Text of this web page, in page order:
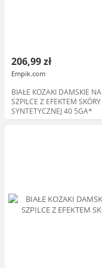
206,99 zł
Empik.com
BIAŁE KOZAKI DAMSKIE NA
SZPILCE Z EFEKTEM SKÓRY
SYNTETYCZNEJ 40 5GA*